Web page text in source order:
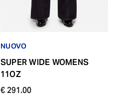
NUOVO
SUPER WIDE WOMENS
11OZ
€ 291.00